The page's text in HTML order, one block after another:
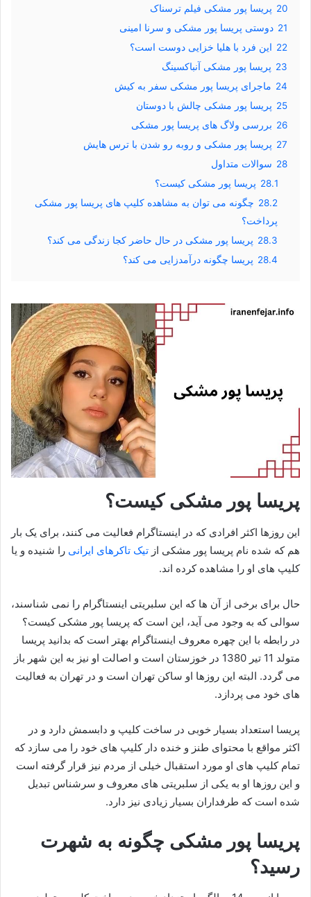
20 پریسا پور مشکی فیلم ترسناک
21 دوستی پریسا پور مشکی و سرنا امینی
22 این فرد با هلیا خزایی دوست است؟
23 پریسا پور مشکی آنباکسینگ
24 ماجرای پریسا پور مشکی سفر به کیش
25 پریسا پور مشکی چالش با دوستان
26 بررسی ولاگ های پریسا پور مشکی
27 پریسا پور مشکی و روبه رو شدن با ترس هایش
28 سوالات متداول
28.1 پریسا پور مشکی کیست؟
28.2 چگونه می توان به مشاهده کلیپ های پریسا پور مشکی
پرداخت؟
28.3 پریسا پور مشکی در حال حاضر کجا زندگی می کند؟
28.4 پریسا چگونه درآمدزایی می کند؟
پریسا پور مشکی کیست؟
این روزها اکثر افرادی که در اینستاگرام فعالیت می کنند، برای یک بار
هم که شده نام پریسا پور مشکی از تیک تاکرهای ایرانی را شنیده و یا
کلیپ های او را مشاهده کرده اند.
حال برای برخی از آن ها که این سلبریتی اینستاگرام را نمی شناسند،
سوالی که به وجود می آید، این است که پریسا پور مشکی کیست؟
در رابطه با این چهره معروف اینستاگرام بهتر است که بدانید پریسا
متولد 11 تیر 1380 در خوزستان است و اصالت او نیز به این شهر باز
می گردد. البته این روزها او ساکن تهران است و در تهران به فعالیت
های خود می پردازد.
پریسا استعداد بسیار خوبی در ساخت کلیپ و دابسمش دارد و در
اکثر مواقع با محتوای طنز و خنده دار کلیپ های خود را می سازد که
تمام کلیپ های او مورد استقبال خیلی از مردم نیز قرار گرفته است
و این روزها او به یکی از سلبریتی های معروف و سرشناس تبدیل
شده است که طرفداران بسیار زیادی نیز دارد.
پریسا پور مشکی چگونه به شهرت
رسید؟